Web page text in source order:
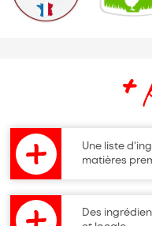
+
Une liste
matières
Des